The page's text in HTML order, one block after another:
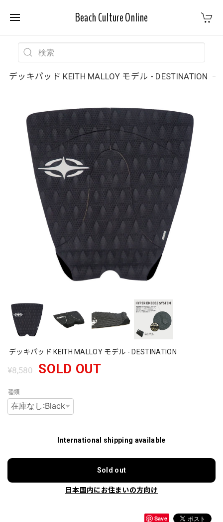
Beach Culture Online
デッキパッド KEITH MALLOY モデル - DESTINATION
デッキパッド KEITH MALLOY モデル - DESTINATION
¥8,580 SOLD OUT
種類
International shipping available
Sold out
日本国内にお住まいの方向け
Save